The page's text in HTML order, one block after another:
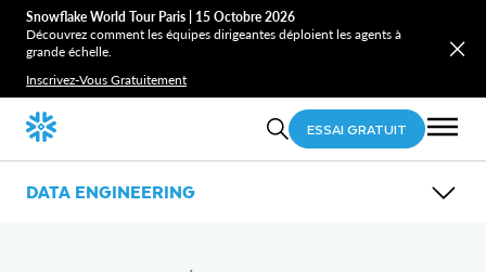
Snowflake World Tour Paris | 15 Octobre 2026
Découvrez comment les équipes dirigeantes déploient les agents à
grande échelle.
Inscrivez-Vous Gratuitement
ESSAI GRATUIT
DATA ENGINEERING